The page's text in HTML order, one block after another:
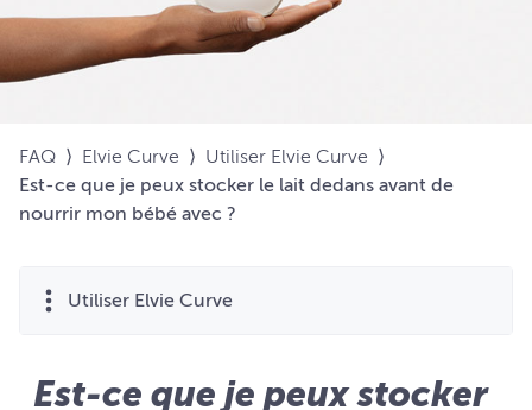
FAQ ⟩ Elvie Curve ⟩ Utiliser Elvie Curve ⟩
Est-ce que je peux stocker le lait dedans avant de
nourrir mon bébé avec ?
Utiliser Elvie Curve
Est-ce que je peux stocker